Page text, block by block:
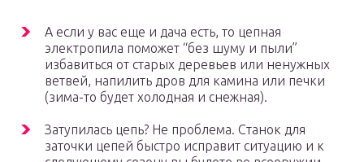
А если у вас еще и дача есть, то цепная
электропила поможет “без шуму и пыли”
избавиться от старых деревьев или ненужных
ветвей, напилить дров для камина или печки
(зима-то будет холодная и снежная).
Затупилась цепь? Не проблема. Станок для
заточки цепей быстро исправит ситуацию и к